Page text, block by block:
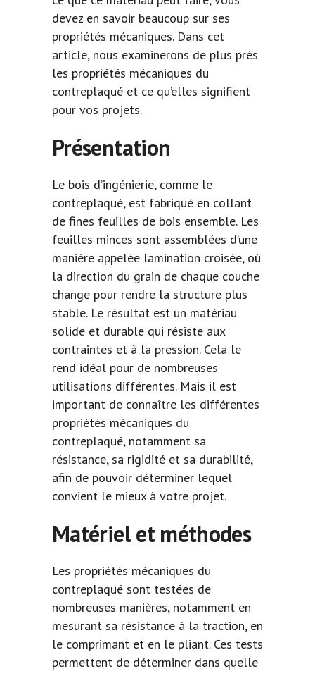
devez en savoir beaucoup sur ses
propriétés mécaniques. Dans cet
article, nous examinerons de plus près
les propriétés mécaniques du
contreplaqué et ce qu’elles signifient
pour vos projets.
Présentation
Le bois d’ingénierie, comme le
contreplaqué, est fabriqué en collant
de fines feuilles de bois ensemble. Les
feuilles minces sont assemblées d’une
manière appelée lamination croisée, où
la direction du grain de chaque couche
change pour rendre la structure plus
stable. Le résultat est un matériau
solide et durable qui résiste aux
contraintes et à la pression. Cela le
rend idéal pour de nombreuses
utilisations différentes. Mais il est
important de connaître les différentes
propriétés mécaniques du
contreplaqué, notamment sa
résistance, sa rigidité et sa durabilité,
afin de pouvoir déterminer lequel
convient le mieux à votre projet.
Matériel et méthodes
Les propriétés mécaniques du
contreplaqué sont testées de
nombreuses manières, notamment en
mesurant sa résistance à la traction, en
le comprimant et en le pliant. Ces tests
permettent de déterminer dans quelle